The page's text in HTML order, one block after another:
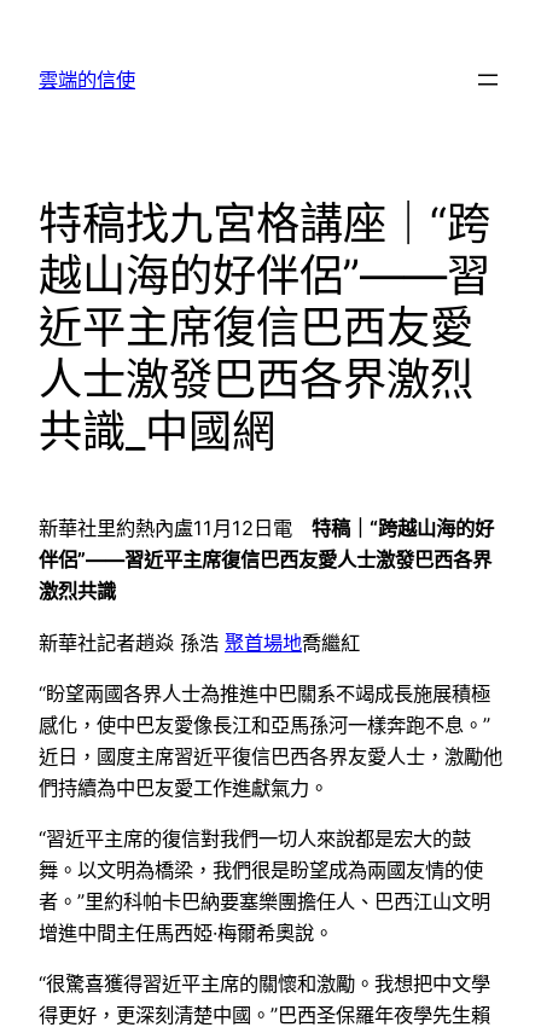
雲端的信使
特稿找九宮格講座｜“跨
越山海的好伴侶”——習
近平主席復信巴西友愛
人士激發巴西各界激烈
共識_中國網
新華社里約熱內盧11月12日電 特稿｜“跨越山海的好
伴侶”——習近平主席復信巴西友愛人士激發巴西各界
激烈共識
新華社記者趙焱 孫浩 聚首場地喬繼紅
“盼望兩國各界人士為推進中巴關系不竭成長施展積極
感化，使中巴友愛像長江和亞馬孫河一樣奔跑不息。”
近日，國度主席習近平復信巴西各界友愛人士，激勵他
們持續為中巴友愛工作進獻氣力。
“習近平主席的復信對我們一切人來說都是宏大的鼓
舞。以文明為橋梁，我們很是盼望成為兩國友情的使
者。”里約科帕卡巴納要塞樂團擔任人、巴西江山文明
增進中間主任馬西婭·梅爾希奧說。
“很驚喜獲得習近平主席的關懷和激勵。我想把中文學
得更好，更深刻清楚中國。”巴西圣保羅年夜學先生賴